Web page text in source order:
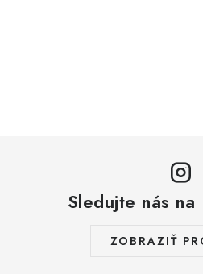
Sledujte nás na
ZOBRAZIŤ